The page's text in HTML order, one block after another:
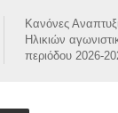
Κανόνες
Ηλικιών
περιόδου 2026-